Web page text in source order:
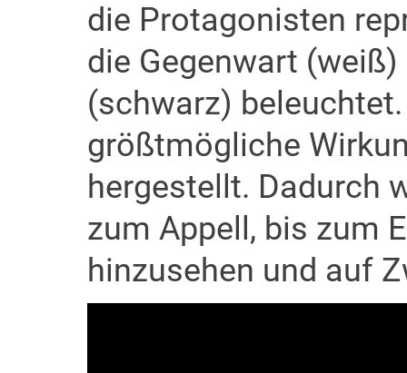
die Protagonisten
die Gegenwart
(schwarz)
größtmögliche
hergestellt. Dadurch
zum Appell, bis zum
hinzusehen und auf